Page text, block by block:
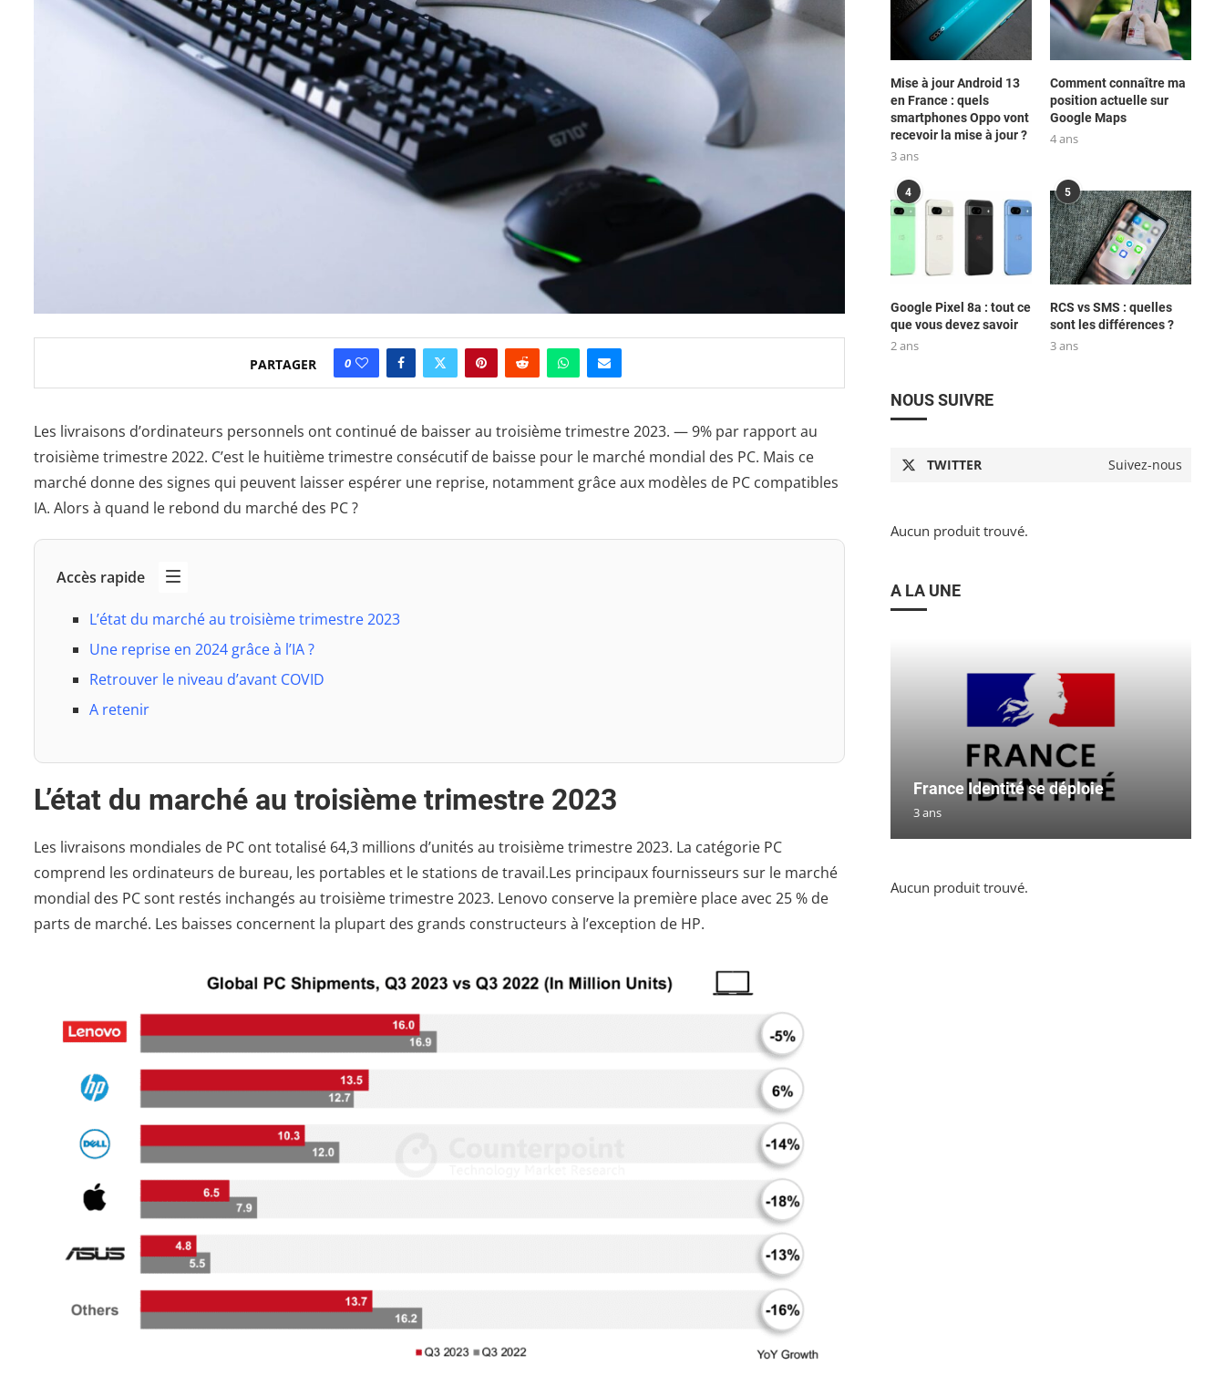
PARTAGER 0
Les livraisons d’ordinateurs personnels ont continué de baisser au troisième trimestre 2023. — 9% par rapport au
troisième trimestre 2022. C’est le huitième trimestre consécutif de baisse pour le marché mondial des PC. Mais ce
marché donne des signes qui peuvent laisser espérer une reprise, notamment grâce aux modèles de PC compatibles
IA. Alors à quand le rebond du marché des PC ?
Accès rapide
L’état du marché au troisième trimestre 2023
Une reprise en 2024 grâce à l’IA ?
Retrouver le niveau d’avant COVID
A retenir
L’état du marché au troisième trimestre 2023
Les livraisons mondiales de PC ont totalisé 64,3 millions d’unités au troisième trimestre 2023. La catégorie PC
comprend les ordinateurs de bureau, les portables et le stations de travail.Les principaux fournisseurs sur le marché
mondial des PC sont restés inchangés au troisième trimestre 2023. Lenovo conserve la première place avec 25 % de
parts de marché. Les baisses concernent la plupart des grands constructeurs à l’exception de HP.
Mise à jour Android 13
en France : quels
smartphones Oppo vont
recevoir la mise à jour ?
3 ans
Comment connaître ma
position actuelle sur
Google Maps
4 ans
4
Google Pixel 8a : tout ce
que vous devez savoir
2 ans
5
RCS vs SMS : quelles
sont les différences ?
3 ans
NOUS SUIVRE
TWITTER Suivez-nous
Aucun produit trouvé.
A LA UNE
France Identité se déploie
3 ans
Aucun produit trouvé.